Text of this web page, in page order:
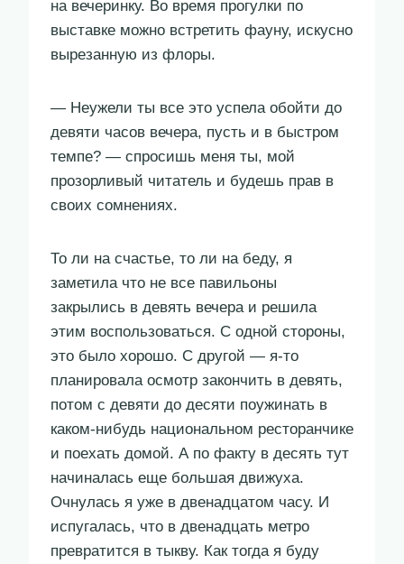
на вечеринку. Во время прогулки по
выставке можно встретить фауну, искусно
вырезанную из флоры.
— Неужели ты все это успела обойти до
девяти часов вечера, пусть и в быстром
темпе? — спросишь меня ты, мой
прозорливый читатель и будешь прав в
своих сомнениях.
То ли на счастье, то ли на беду, я
заметила что не все павильоны
закрылись в девять вечера и решила
этим воспользоваться. С одной стороны,
это было хорошо. С другой — я-то
планировала осмотр закончить в девять,
потом с девяти до десяти поужинать в
каком-нибудь национальном ресторанчике
и поехать домой. А по факту в десять тут
начиналась еще большая движуха.
Очнулась я уже в двенадцатом часу. И
испугалась, что в двенадцать метро
превратится в тыкву. Как тогда я буду